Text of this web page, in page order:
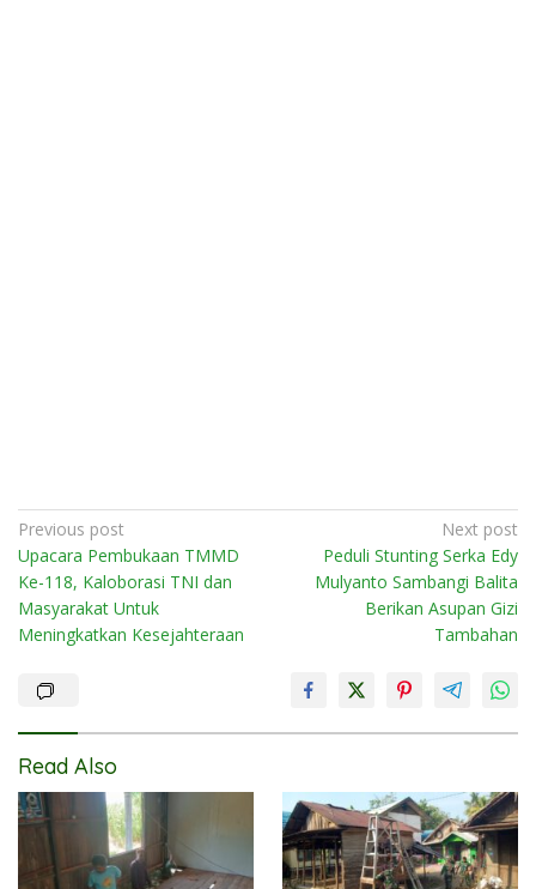
Post
navigation
Previous post
Upacara Pembukaan TMMD
Ke-118, Kaloborasi TNI dan
Masyarakat Untuk
Meningkatkan Kesejahteraan
Next post
Peduli Stunting Serka Edy
Mulyanto Sambangi Balita
Berikan Asupan Gizi
Tambahan
Read Also